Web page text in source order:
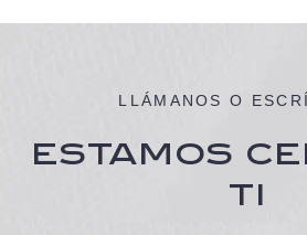
LLÁMANOS O
ESTAMOS
TI